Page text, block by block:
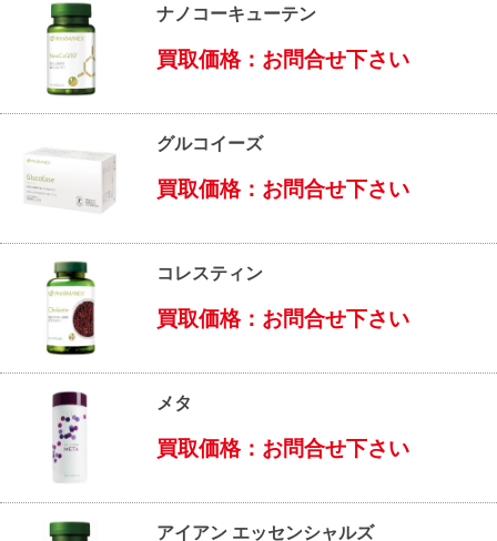
ナノコーキューテン
買取価格：お問合せ下さい
グルコイーズ
買取価格：お問合せ下さい
コレスティン
買取価格：お問合せ下さい
メタ
買取価格：お問合せ下さい
アイアン エッセンシャルズ